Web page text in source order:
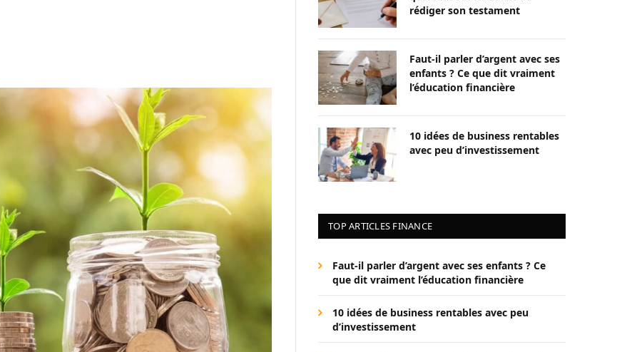
rédiger son testament
Faut-il parler d’argent avec ses
enfants ? Ce que dit vraiment
l’éducation financière
10 idées de business rentables
avec peu d’investissement
TOP ARTICLES FINANCE
Faut-il parler d’argent avec ses enfants ? Ce
que dit vraiment l’éducation financière
10 idées de business rentables avec peu
d’investissement